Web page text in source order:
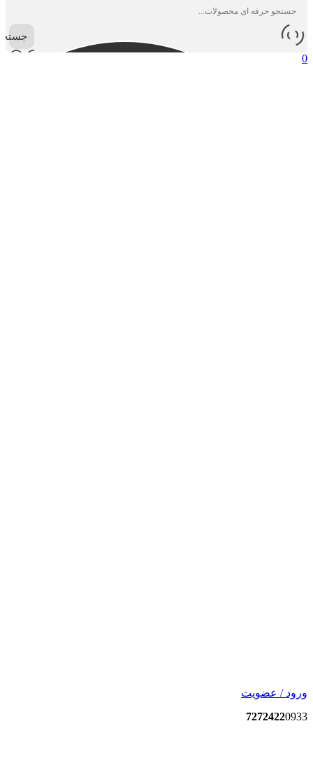
0
ورود / عضویت
72724220933